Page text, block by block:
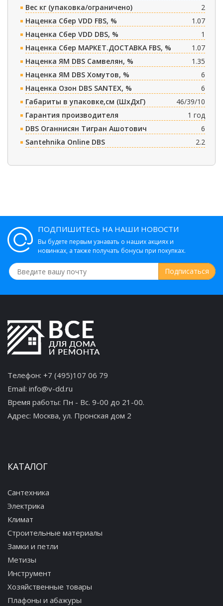
Вес кг (упаковка/ограничено)
2
Наценка Сбер VDD FBS, %
1.07
Наценка Сбер VDD DBS, %
1
Наценка Сбер МАРКЕТ.ДОСТАВКА FBS, %
1.07
Наценка ЯМ DBS Самвелян, %
1.35
Наценка ЯМ DBS Хомутов, %
6
Наценка Озон DBS SANTEX, %
6
Габариты в упаковке,см (ШxДxГ)
46/39/10
Гарантия производителя
1 год
DBS Оганнисян Тигран Ашотович
6
Santehnika Online DBS
2.2
ПОДПИШИТЕСЬ НА НАШИ НОВОСТИ
Вы будете первым узнавать о наших акциях и
новинках, а также получать бонусы при покупках.
Телефон: +7 (495)107 06 79
Email: info@v-dd.ru
Время работы: Пн - Вс. 9-00 до 21-00.
Адрес: Москва, ул. Пронская дом 2
КАТАЛОГ
Сантехника
Электрика
Климат
Строительные материалы
Замки и петли
Метизы
Инструмент
Хозяйственные товары
Плафоны и абажуры